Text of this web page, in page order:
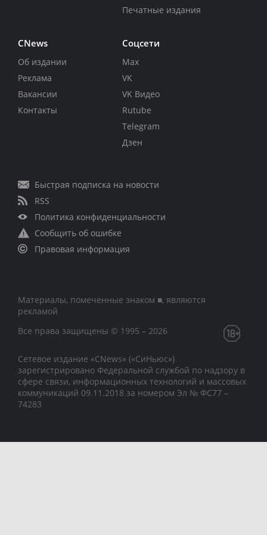
Печатные издания
CNews
Об издании
Реклама
Вакансии
Контакты
Соцсети
Max
VK
VK Видео
Rutube
Telegram
Дзен
Быстрая подписка на новости
RSS
Политика конфиденциальности
Сообщить об ошибке
Правовая информация
Материалы, помеченные знаком ■, являются
рекламой
Все права защищены © 1995 – 2026
Сетевое издание «CNews» («СиНьюс»)
зарегистрировано Федеральной службой по надзору в
сфере связи, информационных технологий и массовых
коммуникаций 09.11.2018 за номером Эл № ФС77 –
74283